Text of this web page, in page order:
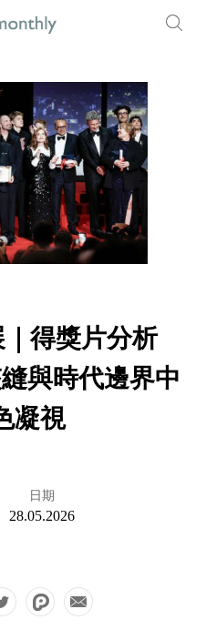
｜得獎片分析
與時代邊界中
凝視
日期
28.05.2026